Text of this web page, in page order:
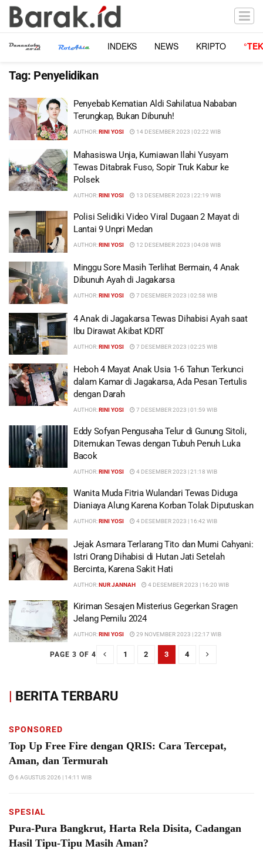
INDEKS NEWS KRIPTO
Tag: Penyelidikan
Penyebab Kematian Aldi Sahilatua Nababan
Terungkap, Bukan Dibunuh!
AUTHOR:RINI YOSI 14 DESEMBER 2023 | 02:22 WIB
Mahasiswa Unja, Kurniawan Ilahi Yusyam
Tewas Ditabrak Fuso, Sopir Truk Kabur ke
Polsek
AUTHOR:RINI YOSI 13 DESEMBER 2023 | 22:19 WIB
Polisi Selidiki Video Viral Dugaan 2 Mayat di
Lantai 9 Unpri Medan
AUTHOR:RINI YOSI 12 DESEMBER 2023 | 04:08 WIB
Minggu Sore Masih Terlihat Bermain, 4 Anak
Dibunuh Ayah di Jagakarsa
AUTHOR:RINI YOSI 7 DESEMBER 2023 | 02:58 WIB
4 Anak di Jagakarsa Tewas Dihabisi Ayah saat
Ibu Dirawat Akibat KDRT
AUTHOR:RINI YOSI 7 DESEMBER 2023 | 02:25 WIB
Heboh 4 Mayat Anak Usia 1-6 Tahun Terkunci
dalam Kamar di Jagakarsa, Ada Pesan Tertulis
dengan Darah
AUTHOR:RINI YOSI 7 DESEMBER 2023 | 01:59 WIB
Eddy Sofyan Pengusaha Telur di Gunung Sitoli,
Ditemukan Tewas dengan Tubuh Penuh Luka
Bacok
AUTHOR:RINI YOSI 4 DESEMBER 2023 | 21:18 WIB
Wanita Muda Fitria Wulandari Tewas Diduga
Dianiaya Alung Karena Korban Tolak Diputuskan
AUTHOR:RINI YOSI 4 DESEMBER 2023 | 16:42 WIB
Jejak Asmara Terlarang Tito dan Murni Cahyani:
Istri Orang Dihabisi di Hutan Jati Setelah
Bercinta, Karena Sakit Hati
AUTHOR:NUR JANNAH 4 DESEMBER 2023 | 16:20 WIB
Kiriman Sesajen Misterius Gegerkan Sragen
Jelang Pemilu 2024
AUTHOR:RINI YOSI 29 NOVEMBER 2023 | 22:17 WIB
PAGE 3 OF 4 1 2 3 4
| BERITA TERBARU
SPONSORED
Top Up Free Fire dengan QRIS: Cara Tercepat,
Aman, dan Termurah
6 AGUSTUS 2026 | 14:11 WIB
SPESIAL
Pura-Pura Bangkrut, Harta Rela Disita, Cadangan
Hasil Tipu-Tipu Masih Aman?